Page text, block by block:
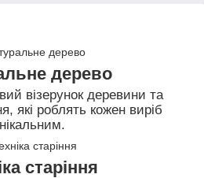
дерево
візерунок деревини та
які роблять кожен виріб
старіння